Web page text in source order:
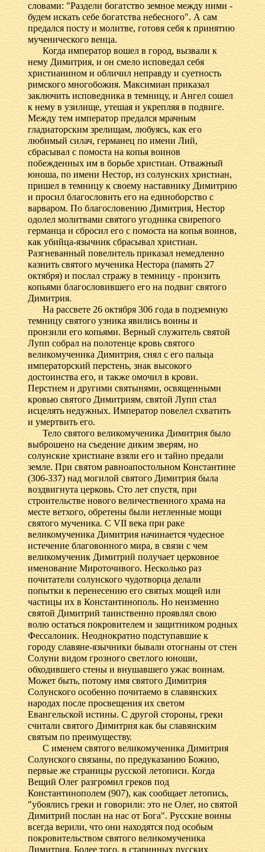
словами: "Раздели богатство земное между ними -
будем искать себе богатства небесного". А сам
предался посту и молитве, готовя себя к принятию
мученического венца.
Когда император вошел в город, вызвали к
нему Димитрия, и он смело исповедал себя
христианином и обличил неправду и суетность
римского многобожия. Максимиан приказал
заключить исповедника в темницу, и Ангел сошел
к нему в узилище, утешая и укрепляя в подвиге.
Между тем император предался мрачным
гладиаторским зрелищам, любуясь, как его
любимый силач, германец по имени Лий,
сбрасывал с помоста на копья воинов
побежденных им в борьбе христиан. Отважный
юноша, по имени Нестор, из солунских христиан,
пришел в темницу к своему наставнику Димитрию
и просил благословить его на единоборство с
варваром. По благословению Димитрия, Нестор
одолел молитвами святого угодника свирепого
германца и сбросил его с помоста на копья воинов,
как убийца-язычник сбрасывал христиан.
Разгневанный повелитель приказал немедленно
казнить святого мученика Нестора (память 27
октября) и послал стражу в темницу - пронзить
копьями благословившего его на подвиг святого
Димитрия.
На рассвете 26 октября 306 года в подземную
темницу святого узника явились воины и
пронзили его копьями. Верный служитель святой
Лупп собрал на полотенце кровь святого
великомученика Димитрия, снял с его пальца
императорский перстень, знак высокого
достоинства его, и также омочил в крови.
Перстнем и другими святынями, освященными
кровью святого Димитриям, святой Лупп стал
исцелять недужных. Император повелел схватить
и умертвить его.
Тело святого великомученика Димитрия было
выброшено на съедение диким зверям, но
солунские христиане взяли его и тайно предали
земле. При святом равноапостольном Константине
(306-337) над могилой святого Димитрия была
воздвигнута церковь. Сто лет спустя, при
строительстве нового величественного храма на
месте ветхого, обретены были нетленные мощи
святого мученика. С VII века при раке
великомученика Димитрия начинается чудесное
истечение благовонного мира, в связи с чем
великомученик Димитрий получает церковное
именование Мироточивого. Несколько раз
почитатели солунского чудотворца делали
попытки к перенесению его святых мощей или
частицы их в Константинополь. Но неизменно
святой Димитрий таинственно проявлял свою
волю остаться покровителем и защитником родных
Фессалоник. Неоднократно подступавшие к
городу славяне-язычники бывали отогнаны от стен
Солуни видом грозного светлого юноши,
обходившего стены и внушавшего ужас воинам.
Может быть, потому имя святого Димитрия
Солунского особенно почитаемо в славянских
народах после просвещения их светом
Евангельской истины. С другой стороны, греки
считали святого Димитрия как бы славянским
святым по преимуществу.
С именем святого великомученика Димитрия
Солунского связаны, по предуказанию Божию,
первые же страницы русской летописи. Когда
Вещий Олег разгромил греков под
Константинополем (907), как сообщает летопись,
"убоялись греки и говорили: это не Олег, но святой
Димитрий послан на нас от Бога". Русские воины
всегда верили, что они находятся под особым
покровительством святого великомученика
Димитрия. Более того, в старинных русских